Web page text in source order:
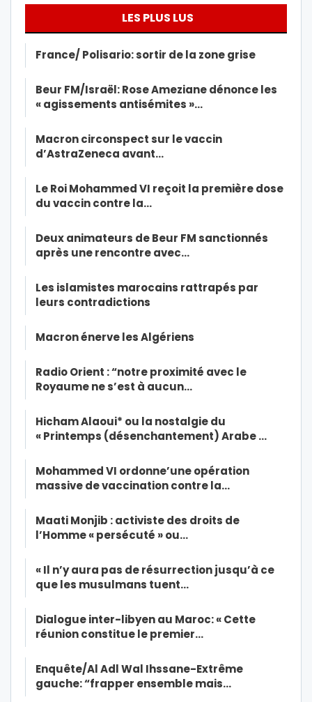
LES PLUS LUS
France/ Polisario: sortir de la zone grise
Beur FM/Israël: Rose Ameziane dénonce les
« agissements antisémites »…
Macron circonspect sur le vaccin
d’AstraZeneca avant…
Le Roi Mohammed VI reçoit la première dose
du vaccin contre la…
Deux animateurs de Beur FM sanctionnés
après une rencontre avec…
Les islamistes marocains rattrapés par
leurs contradictions
Macron énerve les Algériens
Radio Orient : “notre proximité avec le
Royaume ne s’est à aucun…
Hicham Alaoui* ou la nostalgie du
« Printemps (désenchantement) Arabe …
Mohammed VI ordonne’une opération
massive de vaccination contre la…
Maati Monjib : activiste des droits de
l’Homme « persécuté » ou…
« Il n’y aura pas de résurrection jusqu’à ce
que les musulmans tuent…
Dialogue inter-libyen au Maroc: « Cette
réunion constitue le premier…
Enquête/Al Adl Wal Ihssane-Extrême
gauche: “frapper ensemble mais…